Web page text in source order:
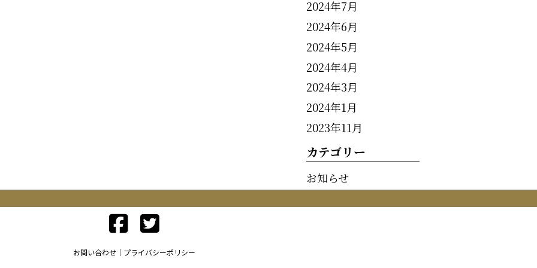
2024年7月
2024年6月
2024年5月
2024年4月
2024年3月
2024年1月
2023年11月
カテゴリー
お知らせ
お問い合わせ プライバシーポリシー